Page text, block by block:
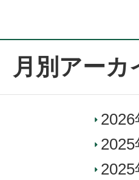
月別アーカ